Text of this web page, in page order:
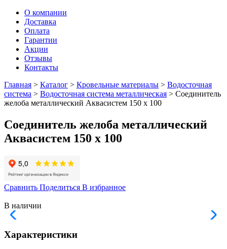
О компании
Доставка
Оплата
Гарантии
Акции
Отзывы
Контакты
Главная > Каталог > Кровельные материалы > Водосточная
система > Водосточная система металлическая > Соединитель
желоба металлический Аквасистем 150 х 100
Соединитель желоба металлический
Аквасистем 150 х 100
Сравнить Поделиться В избранное
В наличии
Характеристики